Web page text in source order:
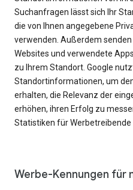
Suchanfragen lässt sich Ihr
die von Ihnen angegebene
verwenden. Außerdem
Websites und verwendete
zu Ihrem Standort. Google
Standortinformationen, um
erhalten, die Relevanz der
erhöhen, ihren Erfolg zu
Statistiken für Werbetreibende
Werbe-Kennungen für